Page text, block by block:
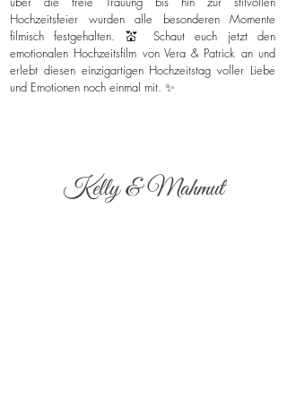
Hochzeitsfeier wurden alle besonderen Momente
filmisch festgehalten. 💒 Schaut euch jetzt den
emotionalen Hochzeitsfilm von Vera & Patrick an und
erlebt diesen einzigartigen Hochzeitstag voller Liebe
und Emotionen noch einmal mit. ✨
Kelly & Mahmut